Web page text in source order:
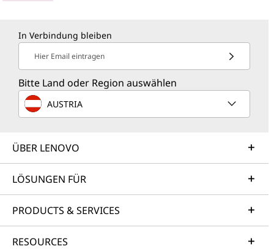
In Verbindung bleiben
Hier Email eintragen
Bitte Land oder Region auswählen
AUSTRIA
ÜBER LENOVO
LÖSUNGEN FÜR
PRODUCTS & SERVICES
RESOURCES